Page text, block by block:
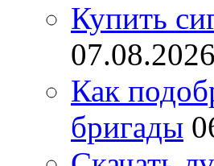
Купить
07.08.2026
Как
бригады